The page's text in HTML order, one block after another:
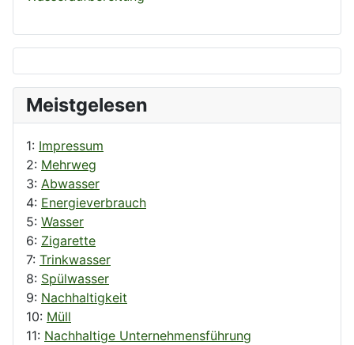
Meistgelesen
1: Impressum
2: Mehrweg
3: Abwasser
4: Energieverbrauch
5: Wasser
6: Zigarette
7: Trinkwasser
8: Spülwasser
9: Nachhaltigkeit
10: Müll
11: Nachhaltige Unternehmensführung